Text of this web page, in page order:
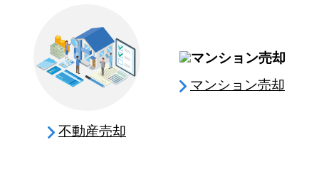
不動産売却
マンション売却